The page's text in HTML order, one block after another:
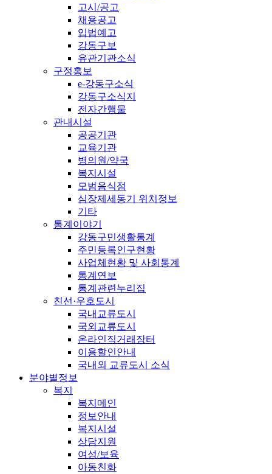
고시/공고
채용공고
입법예고
강동구보
유관기관소식
구정홍보
e-강동구소식
강동구소식지
전자간행물
관내시설
공공기관
교육기관
병의원/약국
복지시설
모범음식점
심장제세동기 위치정보
기타
통계이야기
강동구민생활통계
주민등록인구현황
사업체현황 및 사회통계
통계연보
통계관련누리집
친선·우호도시
국내교류도시
국외교류도시
온라인직거래장터
이용할인안내
국내외 교류도시 소식
분야별정보
복지
복지메인
정보안내
복지시설
상담지원
여성/보육
아동친화